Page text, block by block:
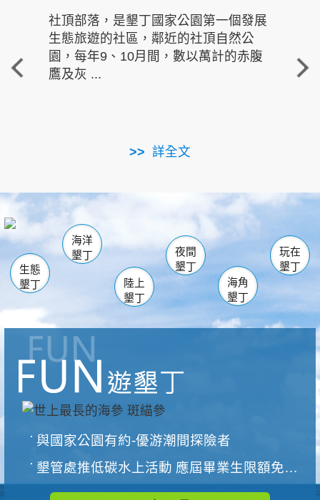
社頂部落，是墾丁國家公園第一個發展
生態旅遊的社區，鄰近的社頂自然公
園，每年9、10月間，數以萬計的赤腹
鷹及灰 ...
詳全文
重
走進
南仁湖
海生館
恆春 佳樂水
龍鑾潭自然中心 森林遊樂區
瓊麻館
關山 墾管處遊客中心
社頂公園 風吹沙
船帆石
白砂 龍磐公園
香蕉灣
砂島
鵝鑾鼻
生態
墾丁
海洋
墾丁
陸上
墾丁
夜間
墾丁
海角
墾丁
玩在
墾丁
與國家公園有約-優游潮間探險者
墾管處推低碳水上活動 應屆畢業生限額免費參加